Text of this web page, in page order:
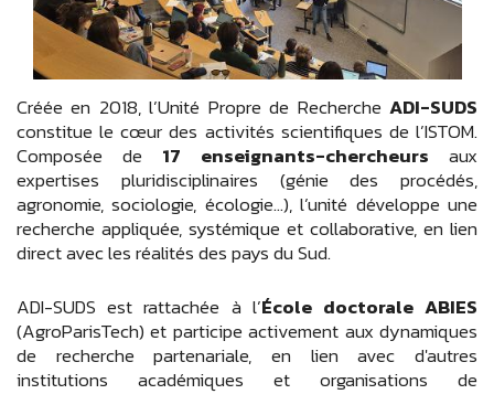
Créée en 2018, l’Unité Propre de Recherche ADI-SUDS
constitue le cœur des activités scientifiques de l’ISTOM.
Composée de 17 enseignants-chercheurs aux
expertises pluridisciplinaires (génie des procédés,
agronomie, sociologie, écologie…), l’unité développe une
recherche appliquée, systémique et collaborative, en lien
direct avec les réalités des pays du Sud.
ADI-SUDS est rattachée à l’École doctorale ABIES
(AgroParisTech) et participe activement aux dynamiques
de recherche partenariale, en lien avec d'autres
institutions académiques et organisations de